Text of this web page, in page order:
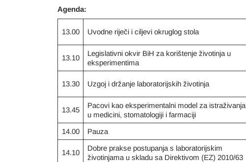
Agenda:
13.00 Uvodne riječi i ciljevi okruglog stola
13.10
Legislativni okvir BiH za korištenje životinja u
eksperimentima
13.30 Uzgoj i držanje laboratorijskih životinja
13.45
Pacovi kao eksperimentalni model za istraživanja
u medicini, stomatologiji i farmaciji
14.00
Pauza
14.10
Dobre prakse postupanja s laboratorijskim
životinjama u skladu sa Direktivom (EZ) 2010/63